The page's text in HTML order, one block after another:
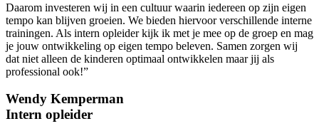
Daarom investeren wij in een cultuur waarin iedereen op zijn eigen
tempo kan blijven groeien. We bieden hiervoor verschillende interne
trainingen. Als intern opleider kijk ik met je mee op de groep en mag
je jouw ontwikkeling op eigen tempo beleven. Samen zorgen wij
dat niet alleen de kinderen optimaal ontwikkelen maar jij als
professional ook!”
Wendy Kemperman
Intern opleider